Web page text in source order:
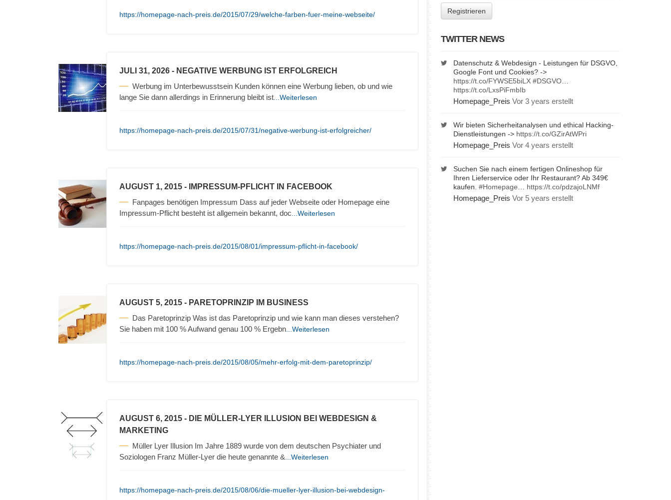
https://homepage-nach-preis.de/2015/07/29/welche-farben-fuer-meine-webseite/
JULI 31, 2026 - NEGATIVE WERBUNG IST ERFOLGREICH
Werbung im Unterbewusstsein Kunden können eine Werbung lieben, ob und wie
lange Sie dann allerdings in Erinnerung bleibt ist ...Weiterlesen
https://homepage-nach-preis.de/2015/07/31/negative-werbung-ist-erfolgreicher/
AUGUST 1, 2015 - IMPRESSUM-PFLICHT IN FACEBOOK
Fanpages benötigen Impressum Dass auf jeder Webseite oder Homepage eine
Impressum-Pflicht besteht ist allgemein bekannt, doc ...Weiterlesen
https://homepage-nach-preis.de/2015/08/01/impressum-pflicht-in-facebook/
AUGUST 5, 2015 - PARETOPRINZIP IM BUSINESS
Das Paretoprinzip Was ist das Paretoprinzip und wie kann man dieses verstehen?
Sie haben mit 100 % Aufwand genau 100 % Ergebn ...Weiterlesen
https://homepage-nach-preis.de/2015/08/05/mehr-erfolg-mit-dem-paretoprinzip/
AUGUST 6, 2015 - DIE MÜLLER-LYER ILLUSION BEI WEBDESIGN &
MARKETING
Müller Lyer Illusion Im Jahre 1889 wurde von dem deutschen Psychiater und
Soziologen Franz Müller-Lyer die heute genannte & ...Weiterlesen
https://homepage-nach-preis.de/2015/08/06/die-mueller-lyer-illusion-bei-webdesign-
TWITTER NEWS
Datenschutz & Webdesign - Leistungen für DSGVO,
Google Font und Cookies? ->
https://t.co/FYWSE5biLX #DSGVO…
https://t.co/LxsPiFmbIb
Homepage_Preis Vor 3 years erstellt
Wir bieten Sicherheitanalysen und ethical Hacking-
Dienstleistungen -> https://t.co/GZirAtWPri
Homepage_Preis Vor 4 years erstellt
Suchen Sie nach einem fertigen Onlineshop für
Ihren Lieferservice oder Ihr Restaurant? Ab 349€
kaufen. #Homepage https://t.co/pdzajoLNMf
Homepage_Preis Vor 5 years erstellt